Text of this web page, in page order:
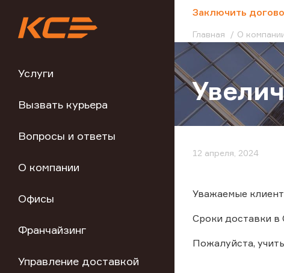
Услуги
Вызвать курьера
Вопросы и ответы
О компании
Офисы
Франчайзинг
Управление доставкой
Заключить
Главная О
12 апреля, 2024
Уважаемые
Сроки доставки в
Пожалуйста,